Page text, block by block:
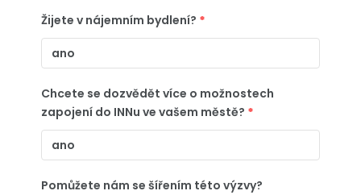
Žijete v nájemním bydlení? *
Chcete se dozvědět více o možnostech
zapojení do INNu ve vašem městě? *
Pomůžete nám se šířením této výzvy?